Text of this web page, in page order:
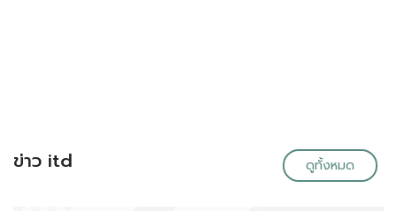
ข่าว itd ดูทั้งหมด